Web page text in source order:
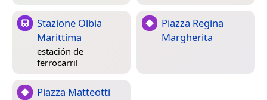
Stazione Olbia
Marittima
estación de
ferrocarril
Piazza Regina
Margherita
Piazza Matteotti